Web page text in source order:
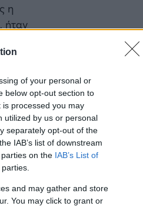
of your personal or
below opt-out section to
processed you may
utilized by us or personal
separately opt-out of the
IAB’s list of downstream
on the IAB’s List of
and may gather and store
You may click to grant or
η
ήταν